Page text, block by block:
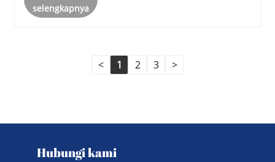
selengkapnya
< 1 2 3 >
Hubungi kami